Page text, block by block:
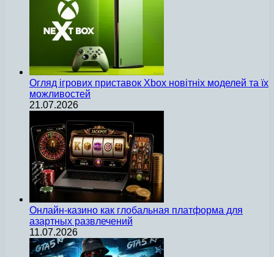
Огляд ігрових приставок Xbox новітніх моделей та їх
можливостей
21.07.2026
Онлайн-казино как глобальная платформа для
азартных развлечений
11.07.2026